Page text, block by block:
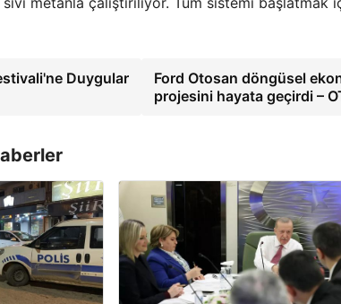
Duygular
Ford Otosan döngüsel
projesini hayata geçirdi –